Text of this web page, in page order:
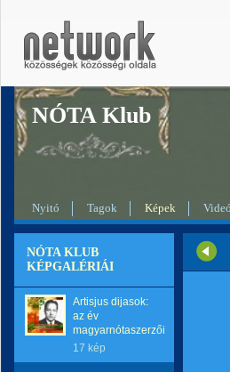
NÓTA Klub
Nyitó Tagok Képek
NÓTA KLUB
KÉPGALÉRIÁI
Artisjus dijasok:
az év
magyarnótaszerzői
17 kép